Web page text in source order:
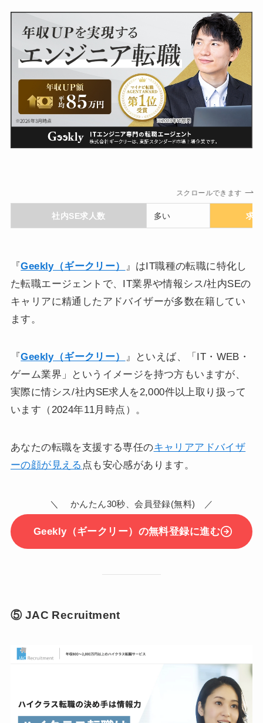
スクロールできます
社内SE求人数 多い 求
『Geekly（ギークリー）
』はIT職種の転職に特化し
た転職エージェントで、IT業界や情報シス/社内SEの
キャリアに精通したアドバイザーが多数在籍してい
ます。
『Geekly（ギークリー）
』といえば、「IT・WEB・
ゲーム業界」というイメージを持つ方もいますが、
実際に情シス/社内SE求人を2,000件以上取り扱って
います（2024年11月時点）。
あなたの転職を支援する専任のキャリアアドバイザ
ーの顔が見える 点も安心感があります。
＼ かんたん30秒、会員登録(無料) ／
Geekly（ギークリー）の無料登録に進む
⑤ JAC Recruitment